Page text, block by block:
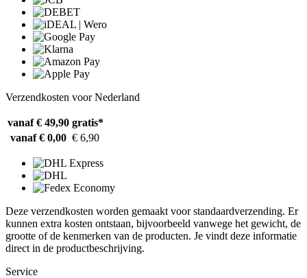
Verzendkosten voor Nederland
vanaf € 49,90 gratis*
vanaf € 0,00 € 6,90
Deze verzendkosten worden gemaakt voor standaardverzending. Er
kunnen extra kosten ontstaan, bijvoorbeeld vanwege het gewicht, de
grootte of de kenmerken van de producten. Je vindt deze informatie
direct in de productbeschrijving.
Service